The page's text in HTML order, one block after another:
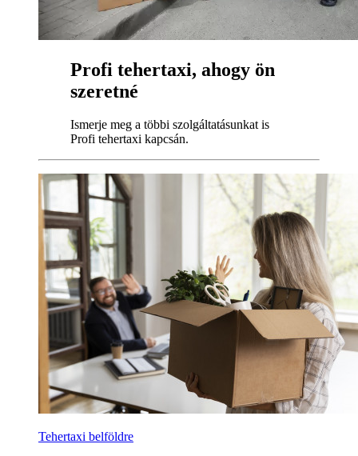
Profi tehertaxi, ahogy ön
szeretné
Ismerje meg a többi szolgáltatásunkat is
Profi tehertaxi kapcsán.
Tehertaxi belföldre